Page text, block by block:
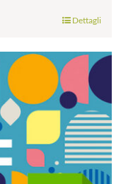
Dettagli